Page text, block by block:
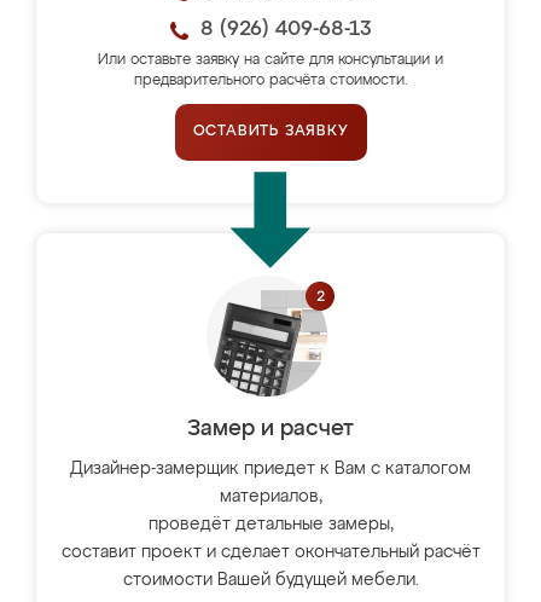
8 (926) 409-68-13
Или оставьте заявку на сайте для консультации и
предварительного расчёта стоимости.
ОСТАВИТЬ ЗАЯВКУ
Замер и расчет
Дизайнер-замерщик приедет к Вам с каталогом
материалов,
проведёт детальные замеры,
составит проект и сделает окончательный расчёт
стоимости Вашей будущей мебели.